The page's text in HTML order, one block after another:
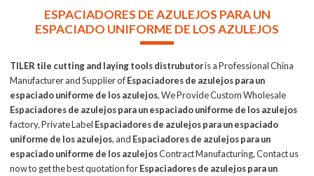
ESPACIADORES DE AZULEJOS PARA UN
ESPACIADO UNIFORME DE LOS AZULEJOS
TILER tile cutting and laying tools distrubutoris a Professional China
Manufacturer and Supplier ofEspaciadores de azulejos para un
espaciado uniforme de los azulejos, We Provide Custom Wholesale
Espaciadores de azulejos para un espaciado uniforme de los azulejos
factory, Private Label Espaciadores de azulejos para un espaciado
uniforme de los azulejos, and Espaciadores de azulejos para un
espaciado uniforme de los azulejosContract Manufacturing, Contact us
now to get the best quotation forEspaciadores de azulejos para un